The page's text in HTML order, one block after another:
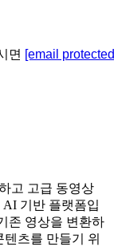
면 [email
고 고급 동영상
기반 플랫폼입
존 영상을 변환하
츠를 만들기 위